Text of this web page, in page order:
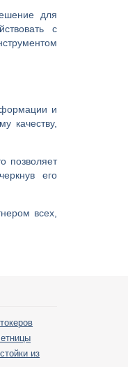
для
с
и
качеству,
позволяет
его
всех,
из